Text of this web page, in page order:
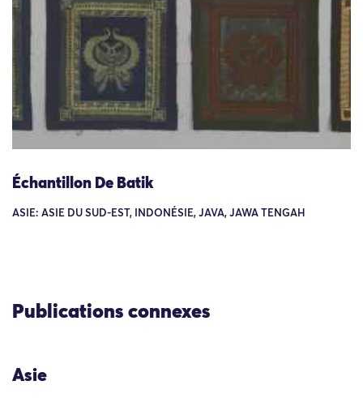
Échantillon De Batik
ASIE: ASIE DU SUD-EST, INDONÉSIE, JAVA, JAWA TENGAH
Publications connexes
Asie